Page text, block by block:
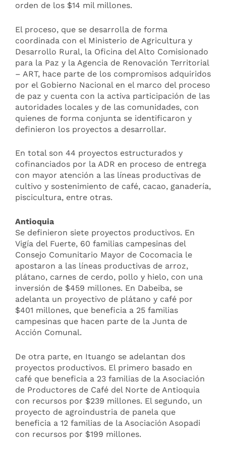
orden de los $14 mil millones.
El proceso, que se desarrolla de forma
coordinada con el Ministerio de Agricultura y
Desarrollo Rural, la Oficina del Alto Comisionado
para la Paz y la Agencia de Renovación Territorial
– ART, hace parte de los compromisos adquiridos
por el Gobierno Nacional en el marco del proceso
de paz y cuenta con la activa participación de las
autoridades locales y de las comunidades, con
quienes de forma conjunta se identificaron y
definieron los proyectos a desarrollar.
En total son 44 proyectos estructurados y
cofinanciados por la ADR en proceso de entrega
con mayor atención a las líneas productivas de
cultivo y sostenimiento de café, cacao, ganadería,
piscicultura, entre otras.
Antioquia
Se definieron siete proyectos productivos. En
Vigía del Fuerte, 60 familias campesinas del
Consejo Comunitario Mayor de Cocomacia le
apostaron a las líneas productivas de arroz,
plátano, carnes de cerdo, pollo y hielo, con una
inversión de $459 millones. En Dabeiba, se
adelanta un proyectivo de plátano y café por
$401 millones, que beneficia a 25 familias
campesinas que hacen parte de la Junta de
Acción Comunal.
De otra parte, en Ituango se adelantan dos
proyectos productivos. El primero basado en
café que beneficia a 23 familias de la Asociación
de Productores de Café del Norte de Antioquia
con recursos por $239 millones. El segundo, un
proyecto de agroindustria de panela que
beneficia a 12 familias de la Asociación Asopadi
con recursos por $199 millones.